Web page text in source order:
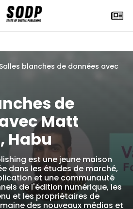
Salles blanches de données avec
de
Matt
Habu
est une jeune maison
dans les études de marché,
et une communauté
de l'édition numérique, les
et les propriétaires de
des nouveaux médias et